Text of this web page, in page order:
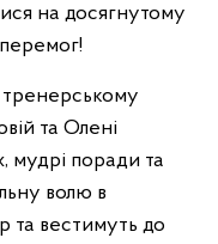
на досягнутому
та Олені
мудрі поради та
волю в
та вестимуть до